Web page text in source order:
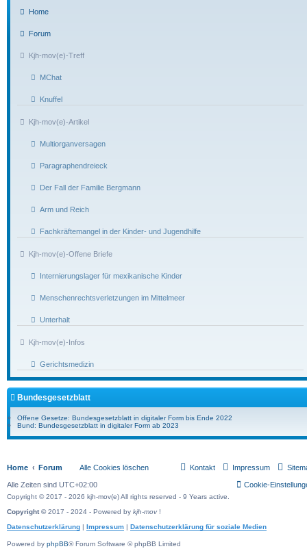
Home
Forum
Kjh-mov(e)-Treff
MChat
Knuffel
Kjh-mov(e)-Artikel
Multiorganversagen
Paragraphendreieck
Der Fall der Familie Bergmann
Arm und Reich
Fachkräftemangel in der Kinder- und Jugendhilfe
Kjh-mov(e)-Offene Briefe
Internierungslager für mexikanische Kinder
Menschenrechtsverletzungen im Mittelmeer
Unterhalt
Kjh-mov(e)-Infos
Gerichtsmedizin
Bundesgesetzblatt
Offene Gesetze: Bundesgesetzblatt in digitaler Form bis Ende 2022
Bund: Bundesgesetzblatt in digitaler Form ab 2023
Home Forum Impressum
Kontakt
Alle Cookies löschen
Alle Zeiten sind UTC+02:00 Cookie-
Copyright © 2017 - 2026 kjh-mov(e) All rights reserved - 9 Years active.
Copyright ©2017 - 2024 - Powered by kjh-mov!
Datenschutzerklärung | Impressum | Datenschutzerklärung für soziale Medien
Powered by phpBB® Forum Software © phpBB Limited